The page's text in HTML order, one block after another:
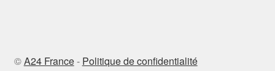
©A24 France- Politique de confidentialité